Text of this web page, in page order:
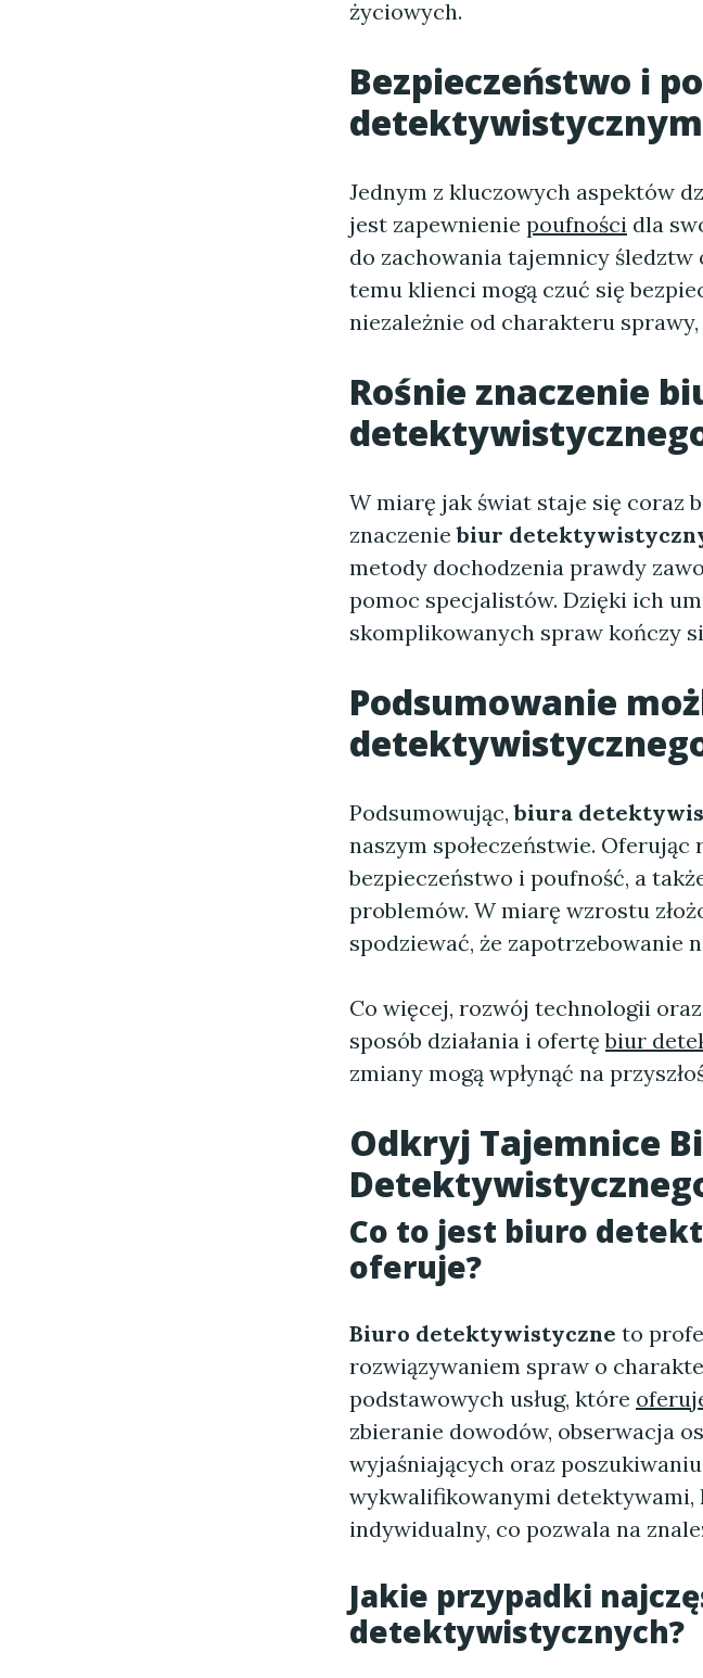
życiowych.
Bezpieczeństwo i
detektywistycznym
Jednym z kluczowych aspektów
jest zapewnienie poufności dla
do zachowania tajemnicy
temu klienci mogą czuć się
niezależnie od charakteru
Rośnie znaczenie
W miarę jak świat staje się coraz
znaczeniebiur
metody dochodzenia prawdy
pomoc specjalistów. Dzięki ich
skomplikowanych spraw kończy
Podsumowanie
Podsumowując,biura
naszym społeczeństwie. Oferując
bezpieczeństwo i poufność, a
problemów. W miarę wzrostu
spodziewać, że zapotrzebowanie
Co więcej, rozwój technologii
sposób działania i ofertębiur
zmiany mogą wpłynąć na
Odkryj Tajemnice
Co to jest biuro
oferuje?
Biuro detektywistyczne to
rozwiązywaniem spraw o
podstawowych usług, które
zbieranie dowodów, obserwacja
wyjaśniających oraz
wykwalifikowanymi detektywami,
indywidualny, co pozwala na
Jakie przypadki
detektywistycznych?